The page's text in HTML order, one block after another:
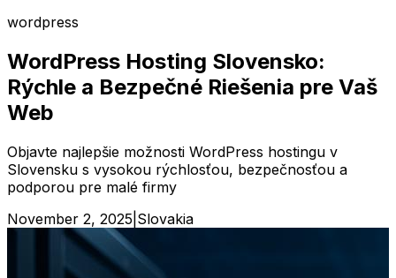
wordpress
WordPress Hosting Slovensko:
Rýchle a Bezpečné Riešenia pre Vaš
Web
Objavte najlepšie možnosti WordPress hostingu v
Slovensku s vysokou rýchlosťou, bezpečnosťou a
podporou pre malé firmy
November 2, 2025 Slovakia